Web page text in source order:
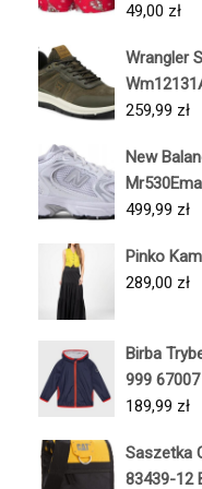
49,00 zł
Wrangler
259,99 zł
New
499,99 zł
Pinko
289,00 zł
Birba
999
189,99 zł
Saszetka
83439-12